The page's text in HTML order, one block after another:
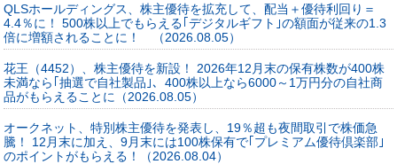
QLSホールディングス、株主優待を拡充して、配当＋優待利回り＝
4.4％に！ 500株以上でもらえる｢デジタルギフト｣の額面が従来の1.3
倍に増額されることに！ （2026.08.05）
花王（4452）、株主優待を新設！ 2026年12月末の保有株数が400株
未満なら｢抽選で自社製品｣、400株以上なら6000～1万円分の自社商
品がもらえることに（2026.08.05）
オークネット、特別株主優待を発表し、19％超も夜間取引で株価急
騰！ 12月末に加え、9月末には100株保有で｢プレミアム優待倶楽部｣
のポイントがもらえる！（2026.08.04）